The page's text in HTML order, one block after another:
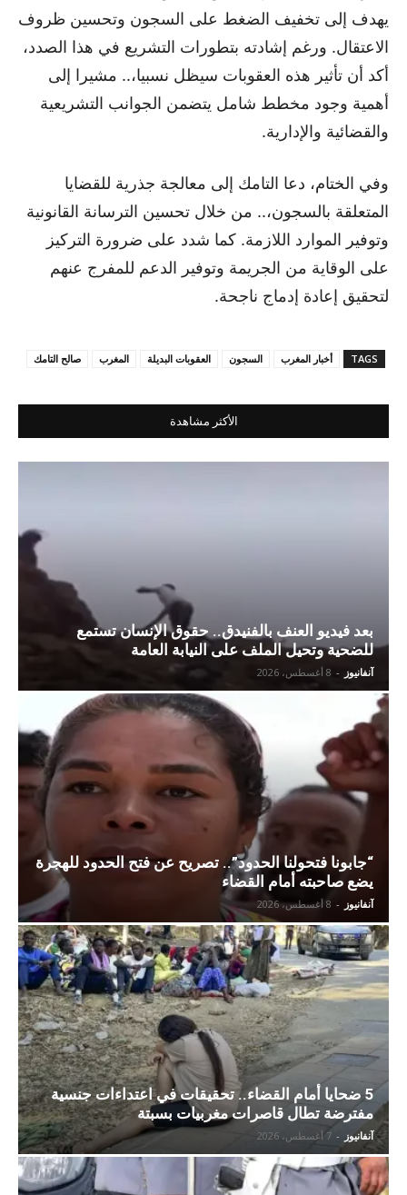
يهدف إلى تخفيف الضغط على السجون وتحسين ظروف
الاعتقال. ورغم إشادته بتطورات التشريع في هذا الصدد،
أكد أن تأثير هذه العقوبات سيظل نسبيا،.. مشيرا إلى
أهمية وجود مخطط شامل يتضمن الجوانب التشريعية
والقضائية والإدارية.
وفي الختام، دعا التامك إلى معالجة جذرية للقضايا
المتعلقة بالسجون،.. من خلال تحسين الترسانة القانونية
وتوفير الموارد اللازمة. كما شدد على ضرورة التركيز
على الوقاية من الجريمة وتوفير الدعم للمفرج عنهم
لتحقيق إعادة إدماج ناجحة.
TAGS أخبار المغرب السجون العقوبات البديلة المغرب صالح التامك
الأكثر مشاهدة
بعد فيديو العنف بالفنيدق.. حقوق الإنسان تستمع
للضحية وتحيل الملف على النيابة العامة
آنفانيوز - 8 أغسطس، 2026
“جابونا فتحولنا الحدود”.. تصريح عن فتح الحدود للهجرة
يضع صاحبته أمام القضاء
آنفانيوز - 8 أغسطس، 2026
5 ضحايا أمام القضاء.. تحقيقات في اعتداءات جنسية
مفترضة تطال قاصرات مغربيات بسبتة
آنفانيوز - 7 أغسطس، 2026